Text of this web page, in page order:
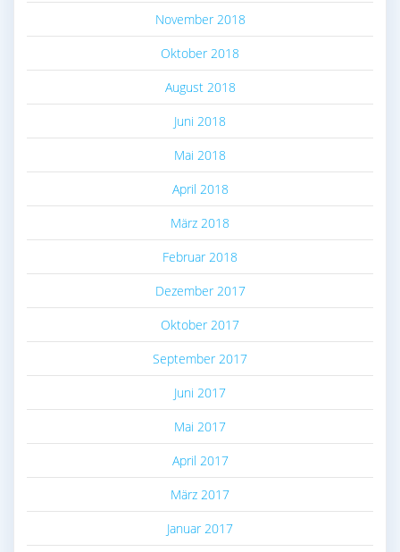
November 2018
Oktober 2018
August 2018
Juni 2018
Mai 2018
April 2018
März 2018
Februar 2018
Dezember 2017
Oktober 2017
September 2017
Juni 2017
Mai 2017
April 2017
März 2017
Januar 2017